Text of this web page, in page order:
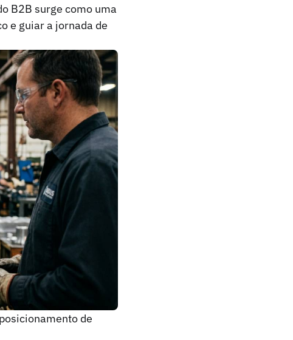
B2B surge como uma
e guiar a jornada de
de